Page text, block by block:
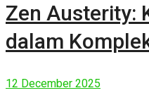
Zen Austerity:
dalam
12 December 2025